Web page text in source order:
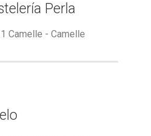
Perla
Camelle - Camelle